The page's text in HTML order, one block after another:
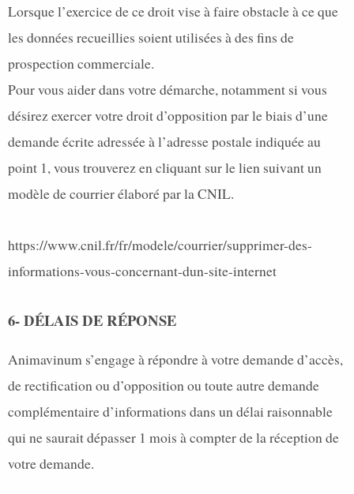
Lorsque l’exercice de ce droit vise à faire obstacle à ce que
les données recueillies soient utilisées à des fins de
prospection commerciale.
Pour vous aider dans votre démarche, notamment si vous
désirez exercer votre droit d’opposition par le biais d’une
demande écrite adressée à l’adresse postale indiquée au
point 1, vous trouverez en cliquant sur le lien suivant un
modèle de courrier élaboré par la CNIL.
https://www.cnil.fr/fr/modele/courrier/supprimer-des-
informations-vous-concernant-dun-site-internet
6- DÉLAIS DE RÉPONSE
Animavinum s’engage à répondre à votre demande d’accès,
de rectification ou d’opposition ou toute autre demande
complémentaire d’informations dans un délai raisonnable
qui ne saurait dépasser 1 mois à compter de la réception de
votre demande.